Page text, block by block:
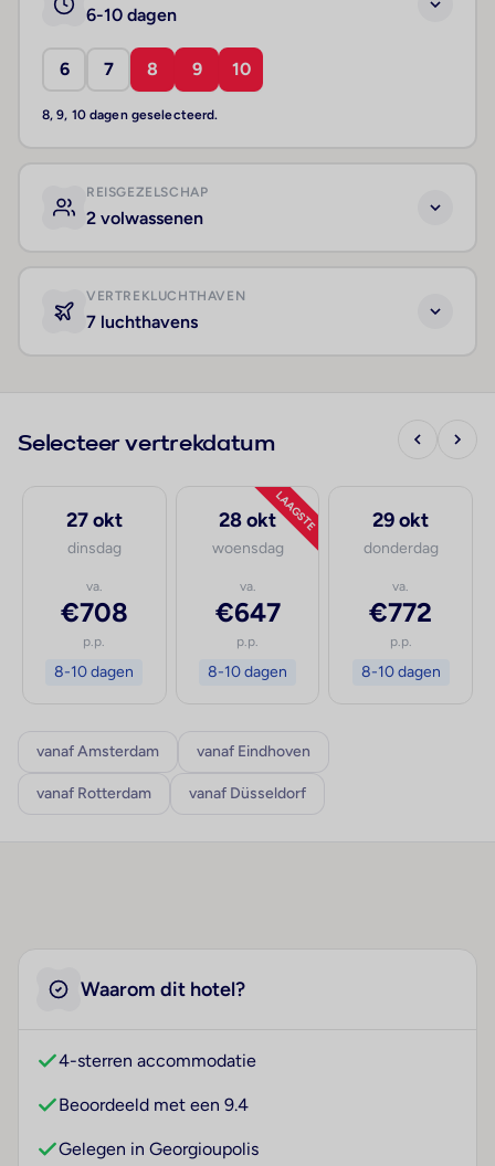
6-10 dagen
6 7 8 9 10
8, 9, 10 dagen geselecteerd.
REISGEZELSCHAP
2 volwassenen
VERTREKLUCHTHAVEN
7 luchthavens
Selecteer vertrekdatum
27 okt
dinsdag
va.
€708
p.p.
8-10 dagen
LAAGSTE
28 okt
woensdag
va.
€647
p.p.
8-10 dagen
29 okt
donderdag
va.
€772
p.p.
8-10 dagen
vanaf Amsterdam vanaf Eindhoven
vanaf Rotterdam vanaf Düsseldorf
Waarom dit hotel?
4-sterren accommodatie
Beoordeeld met een 9.4
Gelegen in Georgioupolis